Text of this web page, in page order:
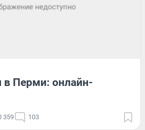
Перми: онлайн-
359 103